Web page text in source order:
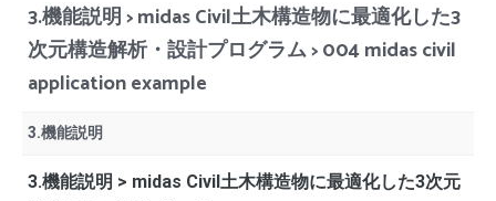
3.機能説明 > midas Civil土木構造物に最適化した3
次元構造解析・設計プログラム > 004 midas civil
application example
3.機能説明
3.機能説明 > midas Civil土木構造物に最適化した3次元